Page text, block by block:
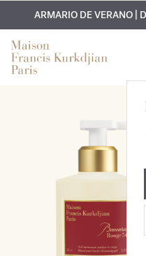
EXCLUSIVO | Descubra la
en
GRABADO GRATUITO |
corporales
ARMARIO DE VERANO |